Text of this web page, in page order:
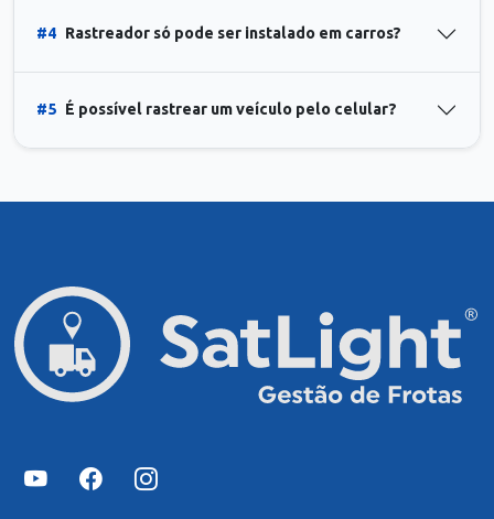
#4 Rastreador só pode ser instalado em carros?
#5 É possível rastrear um veículo pelo celular?